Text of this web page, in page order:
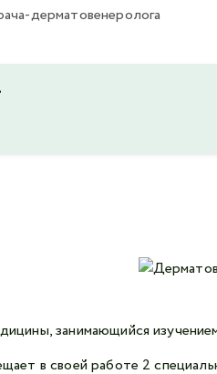
дерматовенеролога
занимающийся
в своей работе 2